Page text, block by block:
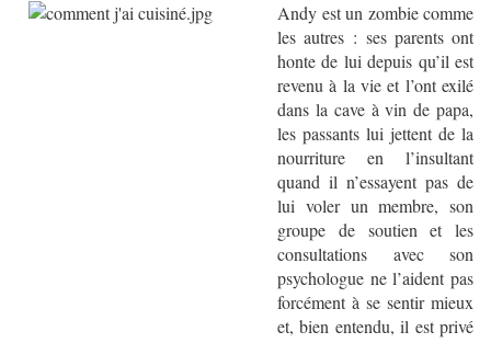
Andy est un zombie comme
les autres : ses parents ont
honte de lui depuis qu’il est
revenu à la vie et l’ont exilé
dans la cave à vin de papa,
les passants lui jettent de la
nourriture en l’insultant
quand il n’essayent pas de
lui voler un membre, son
groupe de soutien et les
consultations avec son
psychologue ne l’aident pas
forcément à se sentir mieux
et, bien entendu, il est privé